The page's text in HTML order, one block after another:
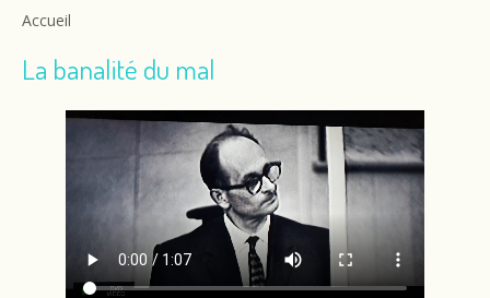
contenu
Accueil
La banalité du mal